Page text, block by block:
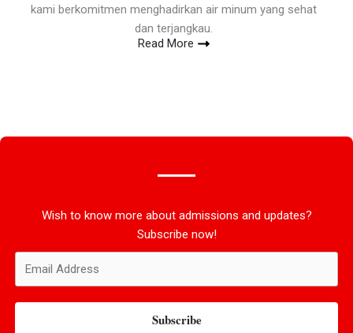
kami berkomitmen menghadirkan air minum yang sehat
dan terjangkau.
Read More
Wish to know more about admissions and updates?
Subscribe now!
Subscribe